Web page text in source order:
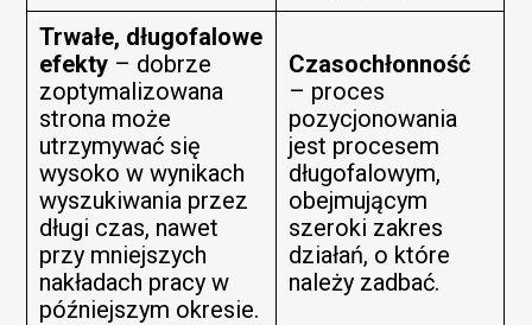
Trwałe, długofalowe
efekty – dobrze
zoptymalizowana
strona może
utrzymywać się
wysoko w wynikach
wyszukiwania przez
długi czas, nawet
przy mniejszych
nakładach pracy w
późniejszym okresie.
Czasochłonność
– proces
pozycjonowania
jest procesem
długofalowym,
obejmującym
szeroki zakres
działań, o które
należy zadbać.